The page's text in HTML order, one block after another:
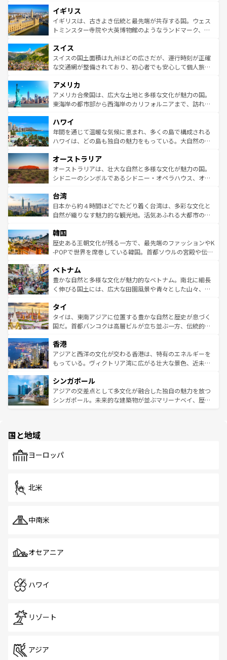
いる。シャンパンの発祥地であるランス、プロヴァンスの
香り高いラベンダー畑など、多彩な楽しみ方が可能だ。さ
らに、パリ以外の地域にも魅力が溢れており、どの街角に
れる地方に足を運ぶとそれぞれで全く異なる文化を体験で
きるだろう。 なお、新着のフランス情報はコンテンツ一覧
を参照してほしい。
顔を持つこの国は、どこを歩いても飽きることがない。ベ
ルリンの文化的活気、バイエルン州のアルプスの絶景、そ
してライン川沿いのワイン畑といった風景は必見。ビール
は、お酒好きな人にはぜひ体験してほしい。 なお、新着の
ドイツ情報はコンテンツ一覧を参照してほしい。
イギリス
イギリスは、古きよき伝統と最先端が共存する国。ウェス
トミンスター寺院や大英博物館のようなランドマーク、歴
リアごとに異なる魅力がある。また、優雅なアフタヌーン
ティー、ビール好きにはたまらない英国パブ、サッカー観
戦など、本場だからこそできる体験も豊富。イギリスを旅
ンツ一覧を参照してほしい。
スイス
スイスの国土面積は九州ほどの広さだが、運行時刻が正確
な交通網が整備されており、初心者でも安心して個人旅行
の建物がそのまま残る町や、スイスならではのユニークな
博物館もあり、アルプス観光だけでなく町歩きも満喫する
ことができる。国民の所得が高いため物価も高いが、旅行
ば市内交通費無料で観光を楽しむこともできる。 なお、新
着のスイス情報はコンテンツ一覧 を参照してほしい。
アメリカ
アメリカ合衆国は、広大な土地と多様な文化が魅力の国。
東海岸の都市部から西海岸のカリフォルニアまで、訪れる
のような巨大都市は、観光、ショッピング、エンターテイ
ンメントが詰まった刺激的なスポットだ。一方、アメリカ
西部には大自然が広がり、グランドキャニオンやイエロー
部のニューオーリンズでは、音楽と美食が融合した独特の
文化が魅力。旅行者はアメリカの各地域で異なる魅力を楽
しみながら、その多様性と豊かな歴史を感じることができ
ならではの贅沢な旅のスタイルだ。 なお、新着のアメリカ
情報はコンテンツ一覧を参照してほしい。
ハワイ
年間を通じて温暖な気候に恵まれ、多くの島で構成される
ハワイは、どの島も独自の魅力をもっている。大自然の神
ワイ島は見逃せない。また、定番の観光地といえばオアフ
島だが、静かな自然を求めるならマウイ島やカウアイ島が
おすすめ。エメラルドグリーンに輝く海をはじめ、豊かな
れるおもてなしの心で訪れる人々を迎えてくれるハワイの
人々、おいしいローカルフードやハワイアンミュージッ
ク、伝統的なフラダンスなど、すべてがハワイの魅力を彩
ワイを、存分に味わってほしい。 なお、新着のハワイ情報
はコンテンツ一覧を参照してほしい。
オーストラリア
オーストラリアは、壮大な自然と多様な文化が魅力の国。
シドニーのシンボルであるシドニー・オペラハウス、オー
リアリーフや大陸中央部にそびえるウルル（エアーズロッ
ク）、タスマニアの美しい原生林やケアンズの熱帯雨林な
ど、見どころがたくさん。また、カフェやワイン、オージ
いる。アクティビティも充実しており、サーフィンやダイ
ビング、ハイキングなど、アウトドア好きにはたまらな
い。オーストラリアの多彩な魅力を存分に味わいつくそ
参照してほしい。
台湾
日本から約４時間ほどでたどり着く台湾は、多彩な文化と
自然が織りなす魅力的な観光地。活気あふれる大都市の台
ン）、静ひつな山岳地帯である台湾東部など、都市の喧騒
と山間の静けさが共存しており、訪れる人に新しい発見と
驚きをもたらしてくれる。また、奥深い台湾の食文化も魅
容にもいいと評判のスイーツなど、バラエティ豊かな料理
が味わえる。 なお、新着の台湾情報は コンテンツ一覧を参
照してほしい。
韓国
歴史ある王朝文化が残る一方で、最先端のファッションやK
-POPで世界を席巻している韓国。首都ソウルの宮殿や伝統
き、地方に足を延ばせば四季折々の自然美を楽しむことが
できる。そして、キムチや焼肉、絶品のストリートフード
まで、さまざまな韓国料理が待っている。夜には、韓国な
リティに包まれながら、韓国の多彩な魅力を心ゆくまで味
わってみてほしい。 なお、新着の韓国情報はコンテンツ一
覧を参照してほしい。
ベトナム
豊かな自然と多様な文化が魅力的なベトナム。南北に細長
く伸びる国土には、広大な田園風景や青々とした山々、世
急速な発展と共に伝統が息づく。ハノイの古い町並みやホ
ーチミン市のフランス統治時代の建物も、独特の雰囲気を
醸し出している。また、バラエティの豊かさとおいしさで
とつ。フォーやバインミー、ベトナムコーヒーなどは、ぜ
ひ現地で味わいたい。どの地域を訪れてもあたたかい人々
が旅行者を迎えてくれるので、きっと忘れられない旅にな
参照してほしい。
タイ
タイは、東南アジアに位置する豊かな自然と歴史が息づく
国だ。首都バンコクは高層ビルが立ち並ぶ一方、伝統的な
の活気が交差している。北部ではチェンマイなどの山岳地
帯で自然と触れ合い、南部ではプーケットやクラビの美し
いビーチでリゾート気分を楽しむことができる。タイ料理
激する。気候は一年中温暖で、どの季節にも異なる楽しみ
が待っている。親しみやすいタイの人々、仏教を中心とし
た文化、そして多様な観光資源が、訪れる旅人を魅了し続
香港
アジアと西洋の文化が交わる香港は、特有のエネルギーを
もっている。ヴィクトリア湾に広がる壮大な景色、近未来
み、どこを訪れても感動するはず。観光スポットが密集し
ており、効率よく見どころを回れるのも魅力。息をのむよ
うな絶景から文化的な体験まで、香港を存分に楽しみ尽く
シンガポール
アジアの交差点として多文化が融合した独自の魅力を放つ
シンガポール。未来的な建築物が並ぶマリーナベイ、歴史
で、ホーカーズは地元の風情を楽しめる外せないスポット
国と地域
ヨーロッパ
北米
中南米
オセアニア
ハワイ
リゾート
アジア